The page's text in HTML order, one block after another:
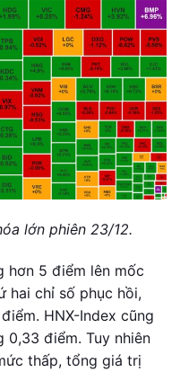
lớn phiên 23/12.
hơn 5 điểm lên mốc
hai chỉ số phục hồi,
HNX-Index cũng
0,33 điểm. Tuy nhiên
thấp, tổng giá trị